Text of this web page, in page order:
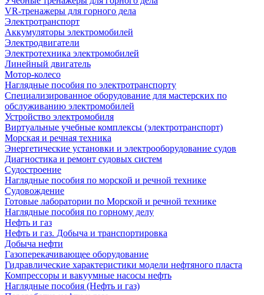
VR-тренажеры для горного дела
Электротранспорт
Аккумуляторы электромобилей
Электродвигатели
Электротехника электромобилей
Линейный двигатель
Мотор-колесо
Наглядные пособия по электротранспорту
Специализированное оборудование для мастерских по
обслуживанию электромобилей
Устройство электромобиля
Виртуальные учебные комплексы (электротранспорт)
Морская и речная техника
Энергетические установки и электрооборудование судов
Диагностика и ремонт судовых систем
Судостроение
Наглядные пособия по морской и речной технике
Судовождение
Готовые лаборатории по Морской и речной технике
Наглядные пособия по горному делу
Нефть и газ
Нефть и газ. Добыча и транспортировка
Добыча нефти
Газоперекачивающее оборудование
Гидравлические характеристики модели нефтяного пласта
Компрессоры и вакуумные насосы нефть
Наглядные пособия (Нефть и газ)